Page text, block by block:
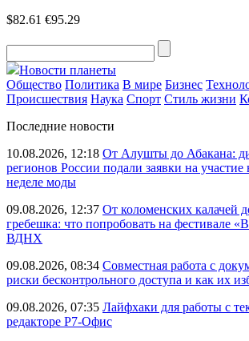
$82.61 €95.29
Новости планеты
Общество Политика В мире Бизнес
Происшествия Наука Спорт Стиль жизни
Последние новости
10.08.2026, 12:18 От Алушты до Абакана:
регионов России подали заявки на
неделе моды
09.08.2026, 12:37 От коломенских калачей
гребешка: что попробовать на фестивале
ВДНХ
09.08.2026, 08:34 Совместная работа с
риски бесконтрольного доступа и как их
09.08.2026, 07:35 Лайфхаки для работы с
редакторе Р7-Офис